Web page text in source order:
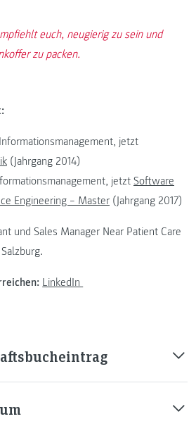
euch, neugierig zu sein und
zu packen.
jetzt
(Jahrgang 2014)
jetzt Software
Engineering – Master (Jahrgang 2017)
und Sales Manager Near Patient Care
LinkedIn